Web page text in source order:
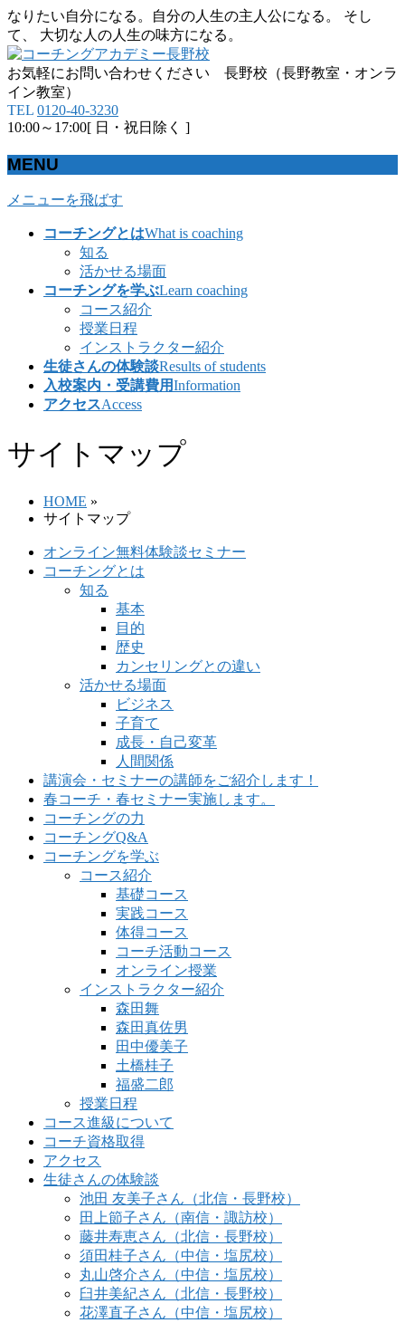
なりたい自分になる。自分の人生の主人公になる。 そし
て、 大切な人の人生の味方になる。
お気軽にお問い合わせください 長野校（長野教室・オンラ
イン教室）
TEL 0120-40-3230
10:00～17:00[ 日・祝日除く ]
MENU
メニューを飛ばす
コーチングとはWhat is coaching
知る
活かせる場面
コーチングを学ぶLearn coaching
コース紹介
授業日程
インストラクター紹介
生徒さんの体験談Results of students
入校案内・受講費用Information
アクセスAccess
サイトマップ
HOME »
サイトマップ
オンライン無料体験談セミナー
コーチングとは
知る
基本
目的
歴史
カンセリングとの違い
活かせる場面
ビジネス
子育て
成長・自己変革
人間関係
講演会・セミナーの講師をご紹介します！
春コーチ・春セミナー実施します。
コーチングの力
コーチングQ&A
コーチングを学ぶ
コース紹介
基礎コース
実践コース
体得コース
コーチ活動コース
オンライン授業
インストラクター紹介
森田舞
森田真佐男
田中優美子
土橋桂子
福盛二郎
授業日程
コース進級について
コーチ資格取得
アクセス
生徒さんの体験談
池田 友美子さん（北信・長野校）
田上節子さん（南信・諏訪校）
藤井寿恵さん（北信・長野校）
須田桂子さん（中信・塩尻校）
丸山啓介さん（中信・塩尻校）
臼井美紀さん（北信・長野校）
花澤直子さん（中信・塩尻校）